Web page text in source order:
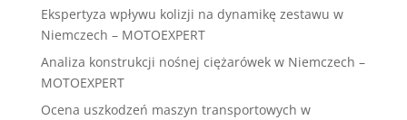
Ekspertyza wpływu kolizji na dynamikę zestawu w
Niemczech – MOTOEXPERT
Analiza konstrukcji nośnej ciężarówek w Niemczech –
MOTOEXPERT
Ocena uszkodzeń maszyn transportowych w